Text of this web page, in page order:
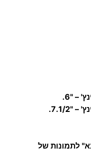
– "6.
"7.1/2.
לתמונות של